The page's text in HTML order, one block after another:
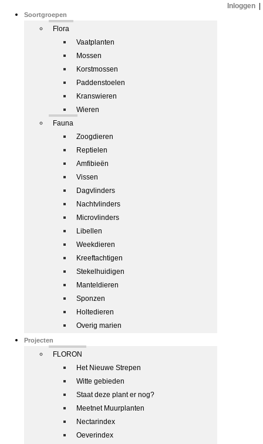
Soortgroepen
Flora
Vaatplanten
Mossen
Korstmossen
Paddenstoelen
Kranswieren
Wieren
Fauna
Zoogdieren
Reptielen
Amfibieën
Vissen
Dagvlinders
Nachtvlinders
Microvlinders
Libellen
Weekdieren
Kreeftachtigen
Stekelhuidigen
Manteldieren
Sponzen
Holtedieren
Overig marien
Projecten
FLORON
Het Nieuwe Strepen
Witte gebieden
Staat deze plant er nog?
Meetnet Muurplanten
Nectarindex
Oeverindex
Inloggen